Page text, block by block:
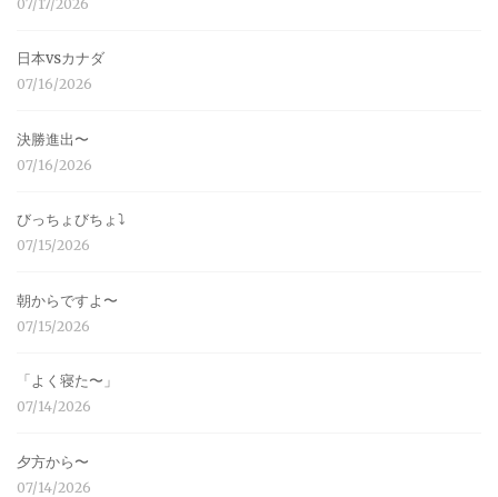
07/17/2026
日本vsカナダ
07/16/2026
決勝進出〜
07/16/2026
びっちょびちょ⤵︎
07/15/2026
朝からですよ〜
07/15/2026
「よく寝た〜」
07/14/2026
夕方から〜
07/14/2026